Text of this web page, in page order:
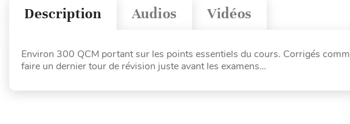
Vidéos
Audios
Description
Environ 300 QCM portant sur les points essentiels du cours. Corrigés
faire un dernier tour de révision juste avant les examens…